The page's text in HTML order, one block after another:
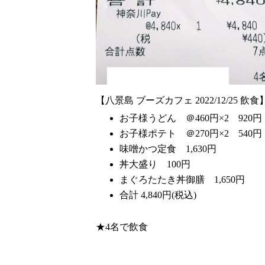
【八景島 ブーズカフェ 2022/12/25 飲食
お子様うどん ＠460円×2 920円
お子様ポテト ＠270円×2 540円
味噌かつ定食 1,630円
丼大盛り 100円
まぐろたたき丼御膳 1,650円
合計 4,840円(税込)
★4名で飲食